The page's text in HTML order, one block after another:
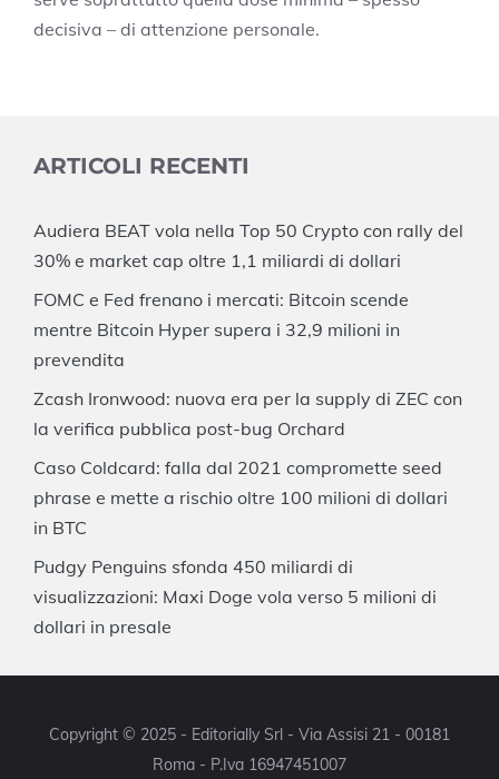
decisiva – di attenzione personale.
ARTICOLI RECENTI
Audiera BEAT vola nella Top 50 Crypto con rally del
30% e market cap oltre 1,1 miliardi di dollari
FOMC e Fed frenano i mercati: Bitcoin scende
mentre Bitcoin Hyper supera i 32,9 milioni in
prevendita
Zcash Ironwood: nuova era per la supply di ZEC con
la verifica pubblica post-bug Orchard
Caso Coldcard: falla dal 2021 compromette seed
phrase e mette a rischio oltre 100 milioni di dollari
in BTC
Pudgy Penguins sfonda 450 miliardi di
visualizzazioni: Maxi Doge vola verso 5 milioni di
dollari in presale
Copyright © 2025 - Editorially Srl - Via Assisi 21 - 00181
Roma - P.Iva 16947451007